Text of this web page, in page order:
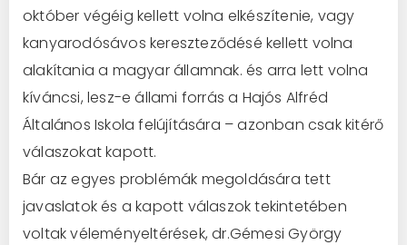
október végéig kellett volna elkészítenie, vagy
kanyarodósávos kereszteződésé kellett volna
alakítania a magyar államnak. és arra lett volna
kíváncsi, lesz-e állami forrás a Hajós Alfréd
Általános Iskola felújítására – azonban csak kitérő
válaszokat kapott.
Bár az egyes problémák megoldására tett
javaslatok és a kapott válaszok tekintetében
voltak véleményeltérések, dr.Gémesi György